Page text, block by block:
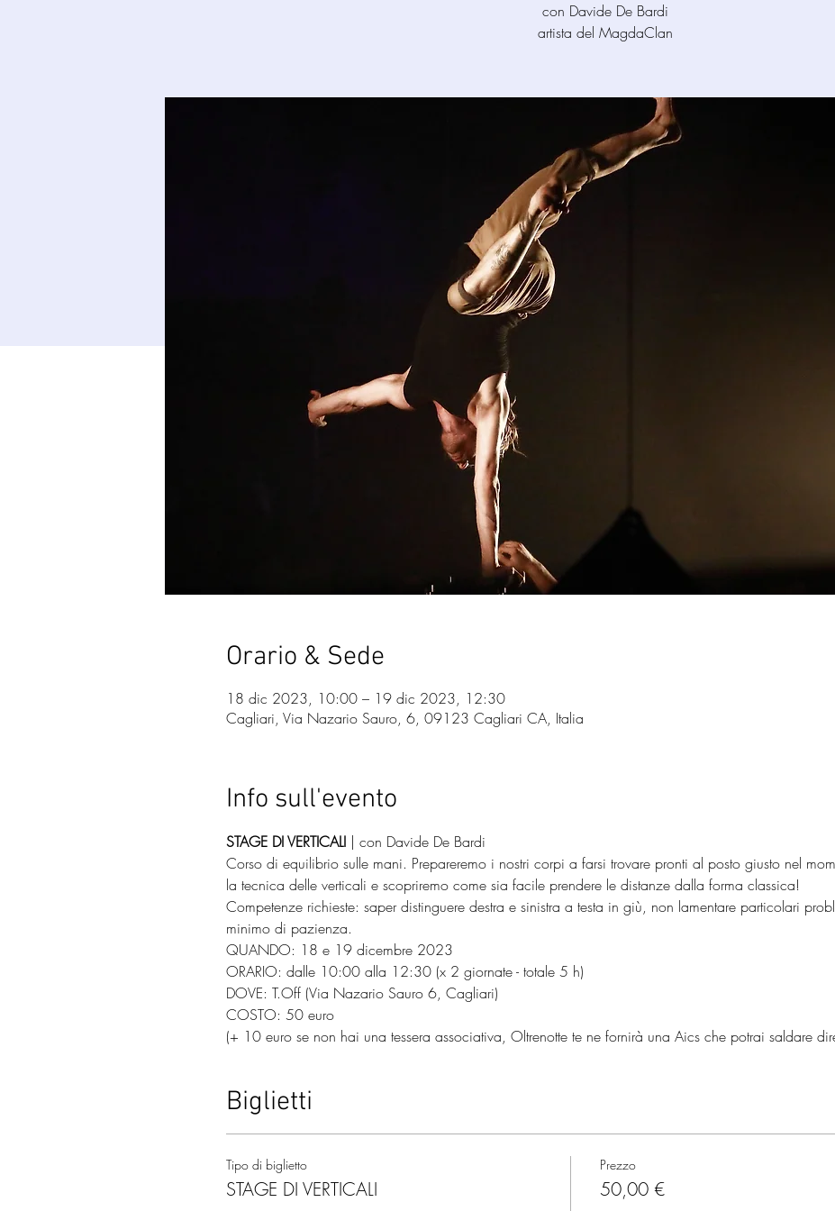
con Davide De Bardi
artista del MagdaClan
Orario & Sede
18 dic 2023, 10:00 – 19 dic 2023, 12:30
Cagliari, Via Nazario Sauro, 6, 09123 Cagliari CA, Italia
Info sull'evento
STAGE DI VERTICALI | con Davide De Bardi
Corso di equilibrio sulle mani. Prepareremo i nostri corpi a farsi trovare pronti al posto giusto nel
la tecnica delle verticali e scopriremo come sia facile prendere le distanze dalla forma classica!
Competenze richieste: saper distinguere destra e sinistra a testa in giù, non lamentare particolari
minimo di pazienza.
QUANDO: 18 e 19 dicembre 2023
ORARIO: dalle 10:00 alla 12:30 (x 2 giornate - totale 5 h)
DOVE: T.Off (Via Nazario Sauro 6, Cagliari)
COSTO: 50 euro
(+ 10 euro se non hai una tessera associativa, Oltrenotte te ne fornirà una Aics che potrai saldare
Biglietti
Tipo di biglietto
STAGE DI VERTICALI
Prezzo
50,00 €